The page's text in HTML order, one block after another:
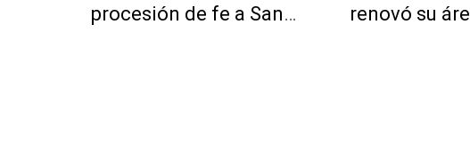
procesión de fe a San
renovó su